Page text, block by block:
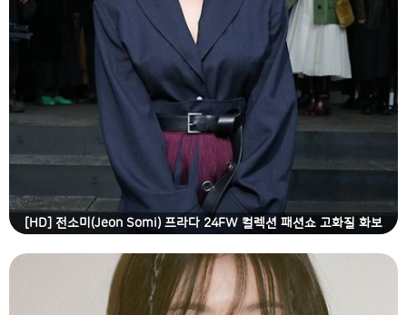
[HD] 전소미(Jeon Somi) 프라다 24FW 컬렉션 패션쇼 고화질 화보